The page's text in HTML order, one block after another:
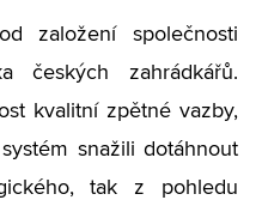
založení společnosti
českých zahrádkářů.
kvalitní zpětné vazby,
snažili dotáhnout
tak z pohledu